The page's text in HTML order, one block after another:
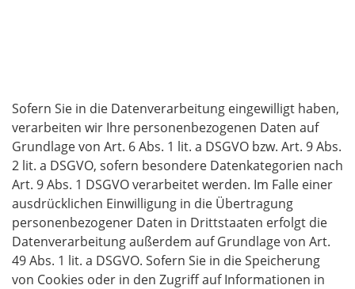
Sofern Sie in die Datenverarbeitung eingewilligt haben,
verarbeiten wir Ihre personenbezogenen Daten auf
Grundlage von Art. 6 Abs. 1 lit. a DSGVO bzw. Art. 9 Abs.
2 lit. a DSGVO, sofern besondere Datenkategorien nach
Art. 9 Abs. 1 DSGVO verarbeitet werden. Im Falle einer
ausdrücklichen Einwilligung in die Übertragung
personenbezogener Daten in Drittstaaten erfolgt die
Datenverarbeitung außerdem auf Grundlage von Art.
49 Abs. 1 lit. a DSGVO. Sofern Sie in die Speicherung
von Cookies oder in den Zugriff auf Informationen in